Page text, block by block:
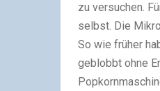
zu versuchen.
selbst. Die
So wie früher
geblobbt ohne